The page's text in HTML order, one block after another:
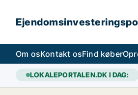
Om osKontakt osFind køber
LOKALEPORTALEN.DK I DAG: